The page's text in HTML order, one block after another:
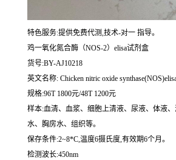
特色服务:提供免费代测,技术-对一 指导。
鸡一氧化氮合酶（NOS-2）elisa试剂盒
货号:BY-AJ10218
英文名称: Chicken nitric oxide
规格:96T 1800元/48T 1200元
样本:血清、血浆、细胞上清液、尿液、体液
水、胸房水、组织等。
保存条件:2~8*C,温度6摄氏度,有效期6个月。
检测波长:450nm